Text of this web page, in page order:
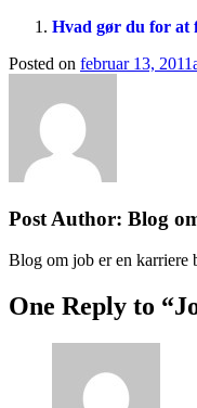
Hvad gør du for at
Posted on februar 13, 2011
Post Author: Blog
Blog om job er en karriere
One Reply to